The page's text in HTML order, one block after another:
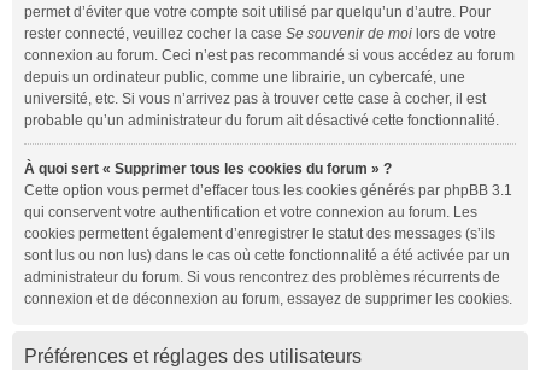
permet d’éviter que votre compte soit utilisé par quelqu’un d’autre. Pour
rester connecté, veuillez cocher la case Se souvenir de moi lors de votre
connexion au forum. Ceci n’est pas recommandé si vous accédez au forum
depuis un ordinateur public, comme une librairie, un cybercafé, une
université, etc. Si vous n’arrivez pas à trouver cette case à cocher, il est
probable qu’un administrateur du forum ait désactivé cette fonctionnalité.
À quoi sert « Supprimer tous les cookies du forum » ?
Cette option vous permet d’effacer tous les cookies générés par phpBB 3.1
qui conservent votre authentification et votre connexion au forum. Les
cookies permettent également d’enregistrer le statut des messages (s’ils
sont lus ou non lus) dans le cas où cette fonctionnalité a été activée par un
administrateur du forum. Si vous rencontrez des problèmes récurrents de
connexion et de déconnexion au forum, essayez de supprimer les cookies.
Préférences et réglages des utilisateurs